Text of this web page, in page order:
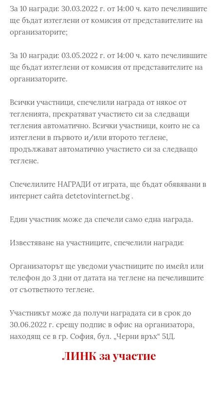
За 10 награди: 30.03.2022 г. от 14:00 ч. като печелившите
ще бъдат изтеглени от комисия от представителите на
организаторите;
За 10 награди: 03.05.2022 г. от 14:00 ч. като печелившите
ще бъдат изтеглени от комисия от представителите на
организаторите.
Всички участници, спечелили награда от някое от
тегленията, прекратяват участието си за следващи
тегления автоматично. Всички участници, които не са
изтеглени в първото и/или второто теглене,
продължават автоматично участието си за следващо
теглене.
Спечелилите НАГРАДИ от играта, ще бъдат обявявани в
интернет сайта detetovinternet.bg .
Един участник може да спечели само една награда.
Известяване на участниците, спечелили награди:
Организаторът ще уведоми участниците по имейл или
телефон до 3 дни от датата на теглене на печелившите
от съответното теглене.
Участникът може да получи наградата си в срок до
30.06.2022 г. срещу подпис в офис на организатора,
находящ се в гр. София, бул. „Черни връх“ 51Д.
ЛИНК за участие